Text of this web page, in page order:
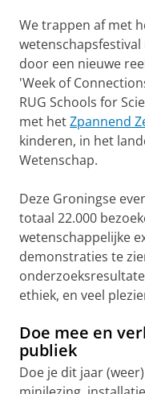
We trappen af met
door een nieuwe
'Week of
RUG Schools for
met hetZpannend
kinderen, in het
Wetenschap.
Deze Groningse
totaal 22.000
wetenschappelijke
demonstraties te
ethiek, en veel
Doe mee en
publiek
Doe je dit jaar